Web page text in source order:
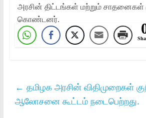
அரசின் திட்டங்கள் மற்றும் சாதனைகள்
கொண்டனர்.
← தமிழக அரசின் விதிமுறைகள்
ஆலோசனை கூட்டம் நடைபெற்றது.